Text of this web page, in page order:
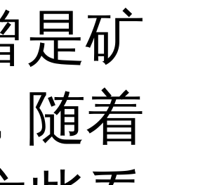
是矿
随着